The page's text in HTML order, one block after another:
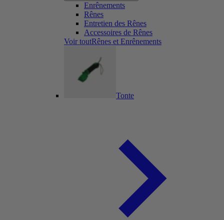
Enrênements
Rênes
Entretien des Rênes
Accessoires de Rênes
Voir toutRênes et Enrênements
Tonte